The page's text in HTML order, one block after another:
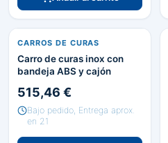
CARROS DE CURAS
Carro de curas inox con
bandeja ABS y cajón
515,46 €
Bajo pedido, Entrega aprox.
en 21